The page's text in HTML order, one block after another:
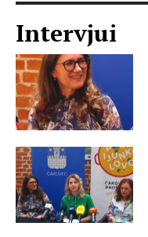
Intervjui